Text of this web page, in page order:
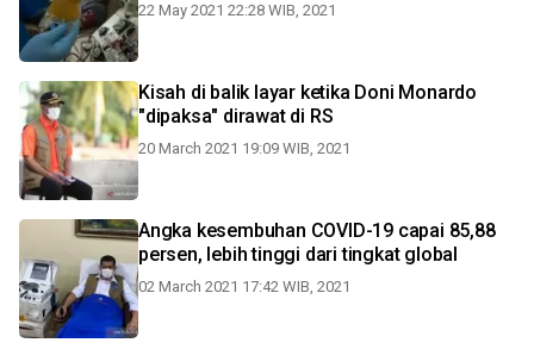
22 May 2021 22:28 WIB, 2021
Kisah di balik layar ketika Doni Monardo
"dipaksa" dirawat di RS
20 March 2021 19:09 WIB, 2021
Angka kesembuhan COVID-19 capai 85,88
persen, lebih tinggi dari tingkat global
02 March 2021 17:42 WIB, 2021